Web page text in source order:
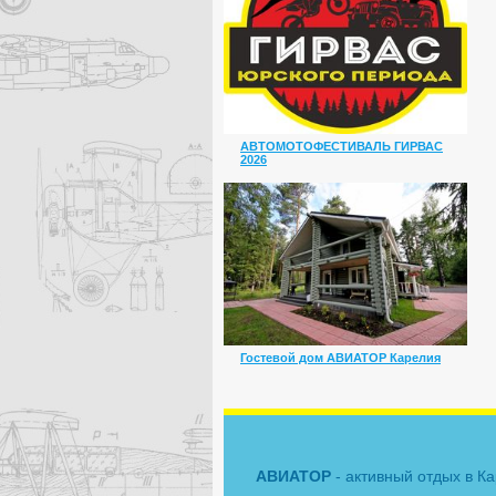
АВТОМОТОФЕСТИВАЛЬ ГИРВАС
2026
Гостевой дом АВИАТОР Карелия
АВИАТОР - активный отдых в